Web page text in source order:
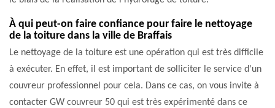
À qui peut-on faire confiance pour faire le nettoyage
de la toiture dans la ville de Braffais
Le nettoyage de la toiture est une opération qui est très difficile
à exécuter. En effet, il est important de solliciter le service d'un
couvreur professionnel pour cela. Dans ce cas, on vous invite à
contacter GW couvreur 50 qui est très expérimenté dans ce